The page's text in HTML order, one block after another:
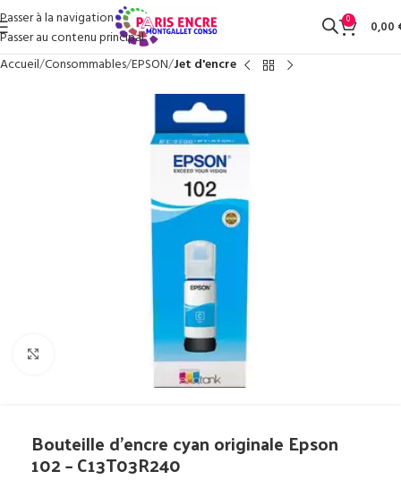
Passer à la navigation
Passer au contenu principal
0 0,00
Accueil Consommables EPSON Jet d'encre
Cliquez pour agrandir
Bouteille d’encre cyan originale Epson
102 – C13T03R240